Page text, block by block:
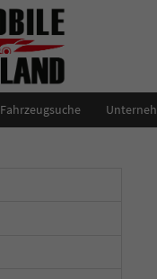
Fahrzeugsuche